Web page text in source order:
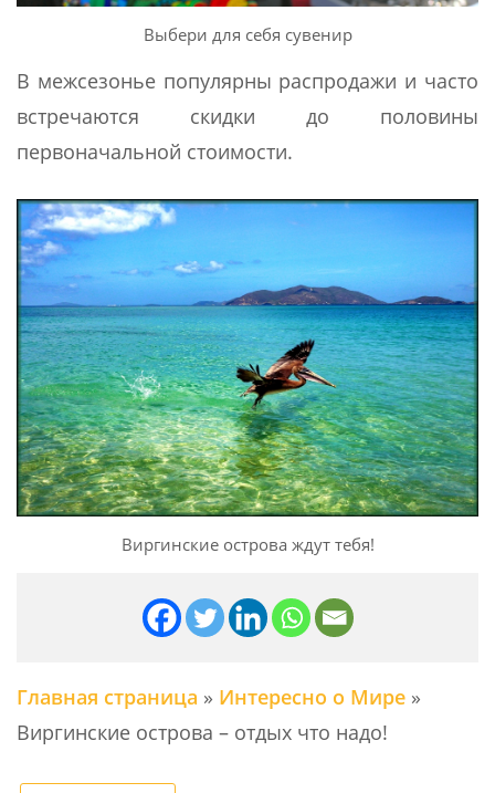
Выбери для себя сувенир
В межсезонье популярны распродажи и часто
встречаются скидки до половины
первоначальной стоимости.
Виргинские острова ждут тебя!
Главная страница » Интересно о Мире »
Виргинские острова – отдых что надо!